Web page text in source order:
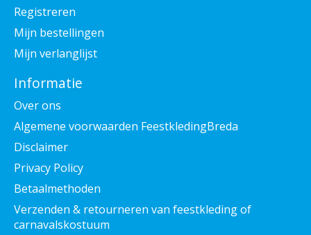
Registreren
Mijn bestellingen
Mijn verlanglijst
Informatie
Over ons
Algemene voorwaarden FeestkledingBreda
Disclaimer
Privacy Policy
Betaalmethoden
Verzenden & retourneren van feestkleding of
carnavalskostuum